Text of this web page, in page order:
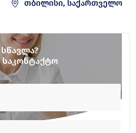
თბილისი, საქართველო